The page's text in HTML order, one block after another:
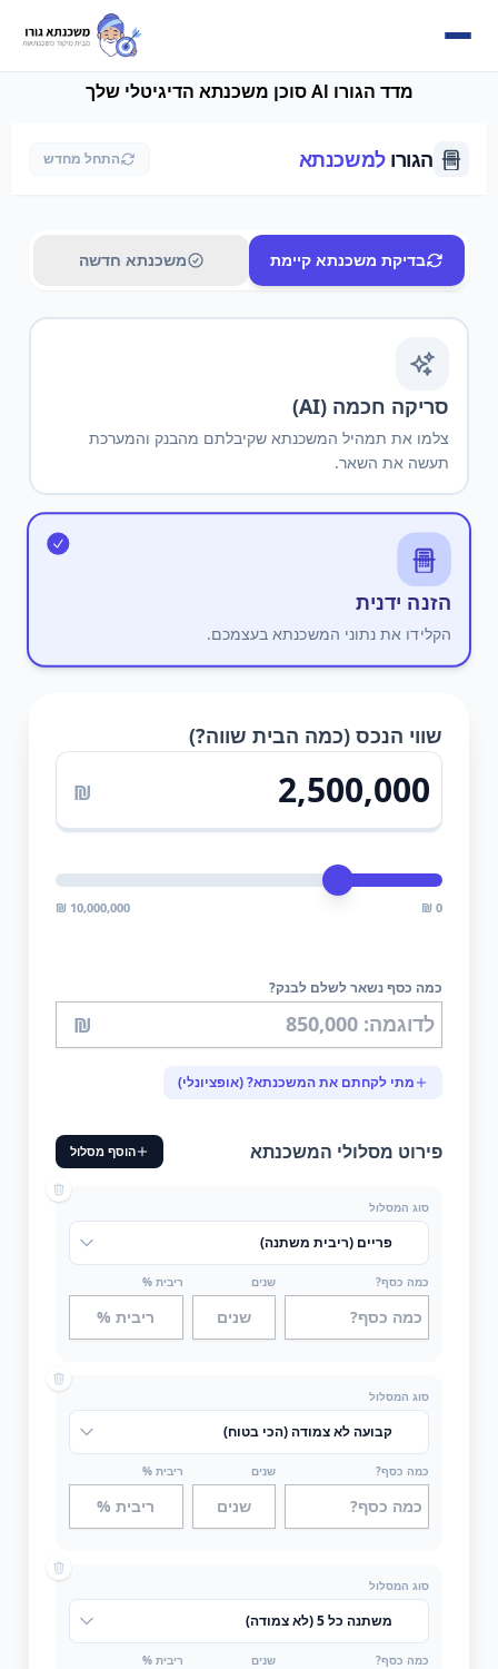
מדד הגורו AI סוכן משכנתא הדיגיטלי שלך
הגורו למשכנתא התחל מחדש
בדיקת משכנתא קיימת משכנתא חדשה
סריקה חכמה (AI)
צלמו את תמהיל המשכנתא שקיבלתם מהבנק והמערכת
תעשה את השאר.
הזנה ידנית
הקלידו את נתוני המשכנתא בעצמכם.
שווי הנכס (כמה הבית שווה?)
₪
0 ₪
10,000,000
₪
כמה כסף נשאר לשלם לבנק?
₪
מתי לקחתם את המשכנתא? (אופציונלי)
פירוט מסלולי המשכנתא הוסף מסלול
סוג המסלול
כמה כסף? שנים ריבית %
סוג המסלול
כמה כסף? שנים ריבית %
סוג המסלול
כמה כסף? שנים ריבית %